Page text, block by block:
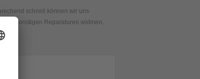
schnell können wir uns
und sonstigen Reparaturen widmen.